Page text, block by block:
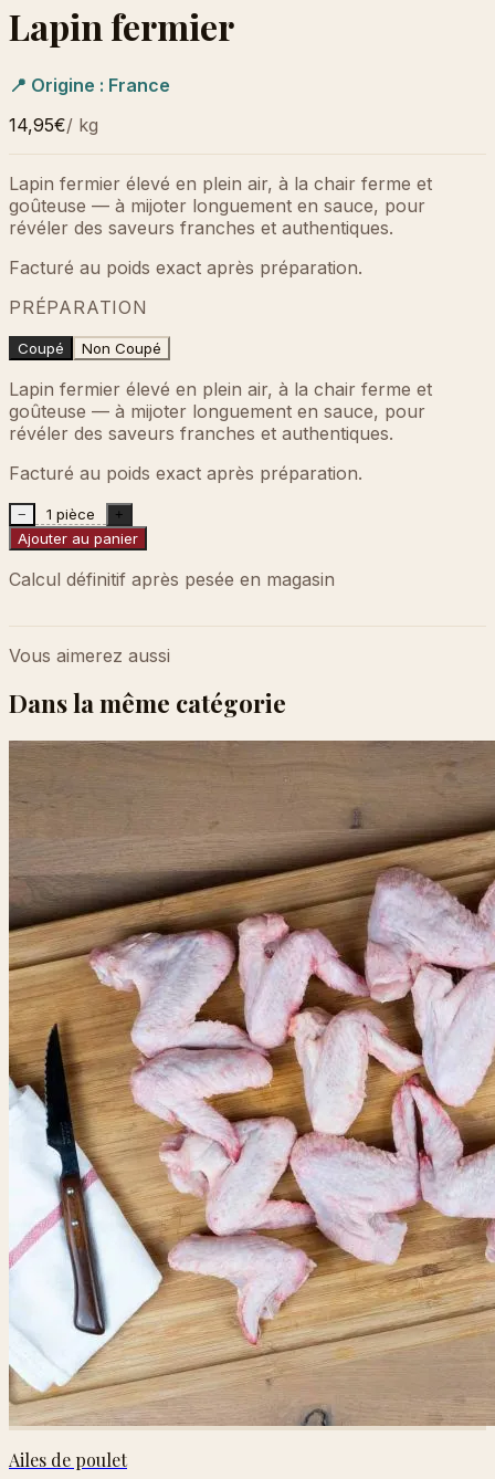
Lapin fermier
📍 Origine : France
14,95€/ kg
Lapin fermier élevé en plein air, à la chair ferme et
goûteuse — à mijoter longuement en sauce, pour
révéler des saveurs franches et authentiques.
Facturé au poids exact après préparation.
PRÉPARATION
Coupé Non Coupé
Lapin fermier élevé en plein air, à la chair ferme et
goûteuse — à mijoter longuement en sauce, pour
révéler des saveurs franches et authentiques.
Facturé au poids exact après préparation.
− 1 pièce +
Ajouter au panier
Calcul définitif après pesée en magasin
Vous aimerez aussi
Dans la même catégorie
Ailes de poulet